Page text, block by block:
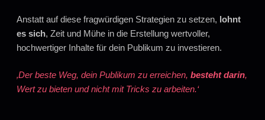
Anstatt auf diese fragwürdigen Strategien zu setzen, lohnt
es sich, Zeit und Mühe in die Erstellung wertvoller,
hochwertiger Inhalte für dein Publikum zu investieren.
‚Der beste Weg, dein Publikum zu erreichen, besteht darin,
Wert zu bieten und nicht mit Tricks zu arbeiten.‘